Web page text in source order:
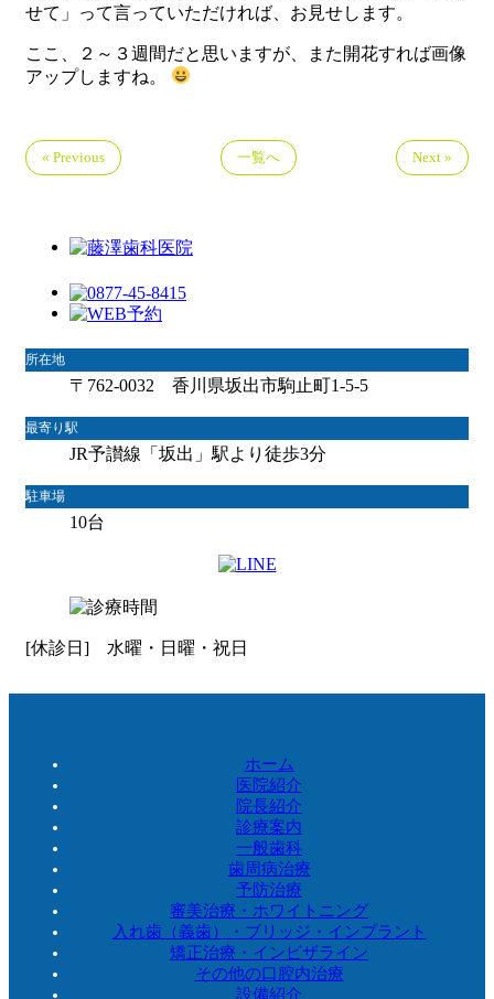
せて」って言っていただければ、お見せします。
ここ、２～３週間だと思いますが、また開花すれば画像
アップしますね。
« Previous 一覧へ Next »
所在地
〒762-0032 香川県坂出市駒止町1-5-5
最寄り駅
JR予讃線「坂出」駅より徒歩3分
駐車場
10台
[休診日] 水曜・日曜・祝日
ホーム
医院紹介
院長紹介
診療案内
一般歯科
歯周病治療
予防治療
審美治療・ホワイトニング
入れ歯（義歯）・ブリッジ・インプラント
矯正治療・インビザライン
その他の口腔内治療
設備紹介